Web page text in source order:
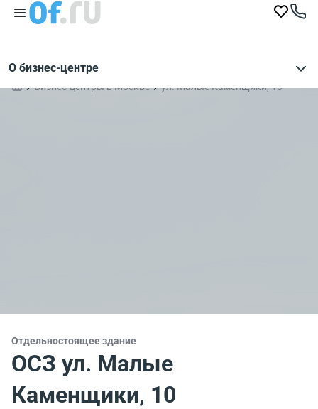
О бизнес-центре
Бизнес-центры в Москве ул. Малые Каменщики, 10
Отдельностоящее здание
ОСЗ ул. Малые
Каменщики, 10